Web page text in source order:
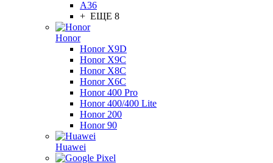
A36
+ ЕЩЕ 8
Honor
Honor X9D
Honor X9C
Honor X8C
Honor X6C
Honor 400 Pro
Honor 400/400 Lite
Honor 200
Honor 90
Huawei